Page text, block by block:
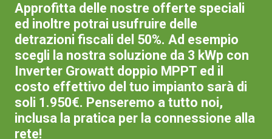
Approfitta delle nostre offerte speciali
ed inoltre potrai usufruire delle
detrazioni fiscali del 50%. Ad esempio
scegli la nostra soluzione da 3 kWp con
Inverter Growatt doppio MPPT ed il
costo effettivo del tuo impianto sarà di
soli 1.950€. Penseremo a tutto noi,
inclusa la pratica per la connessione alla
rete!